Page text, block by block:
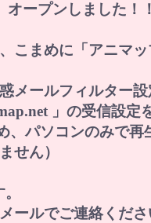
ープンしました！！
こまめに「アニマ
メールフィルター
」の受信設定
パソコンのみで再
せん）
ールでご連絡くださ